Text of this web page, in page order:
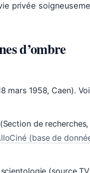
privée
d’ombre
mars 1958, Caen).
de
(base de